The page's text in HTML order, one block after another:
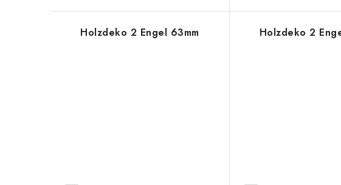
Holzdeko 2 Engel 63mm Holzdeko 2